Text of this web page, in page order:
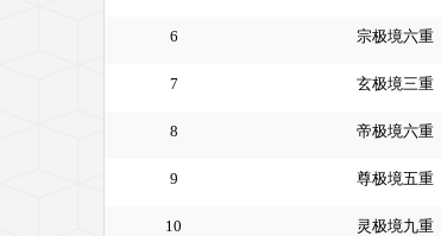
6 宗极境六重
7 玄极境三重
8 帝极境六重
9 尊极境五重
10 灵极境九重